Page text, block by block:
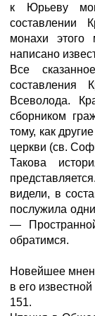
к Юрьеву
составлении
монахи этого
написано
Все
составления
Всеволода.
сборником
тому, как
церкви (св.
Такова
видели, в
послужила
—
обратимся.
Новейшее
в его
151.